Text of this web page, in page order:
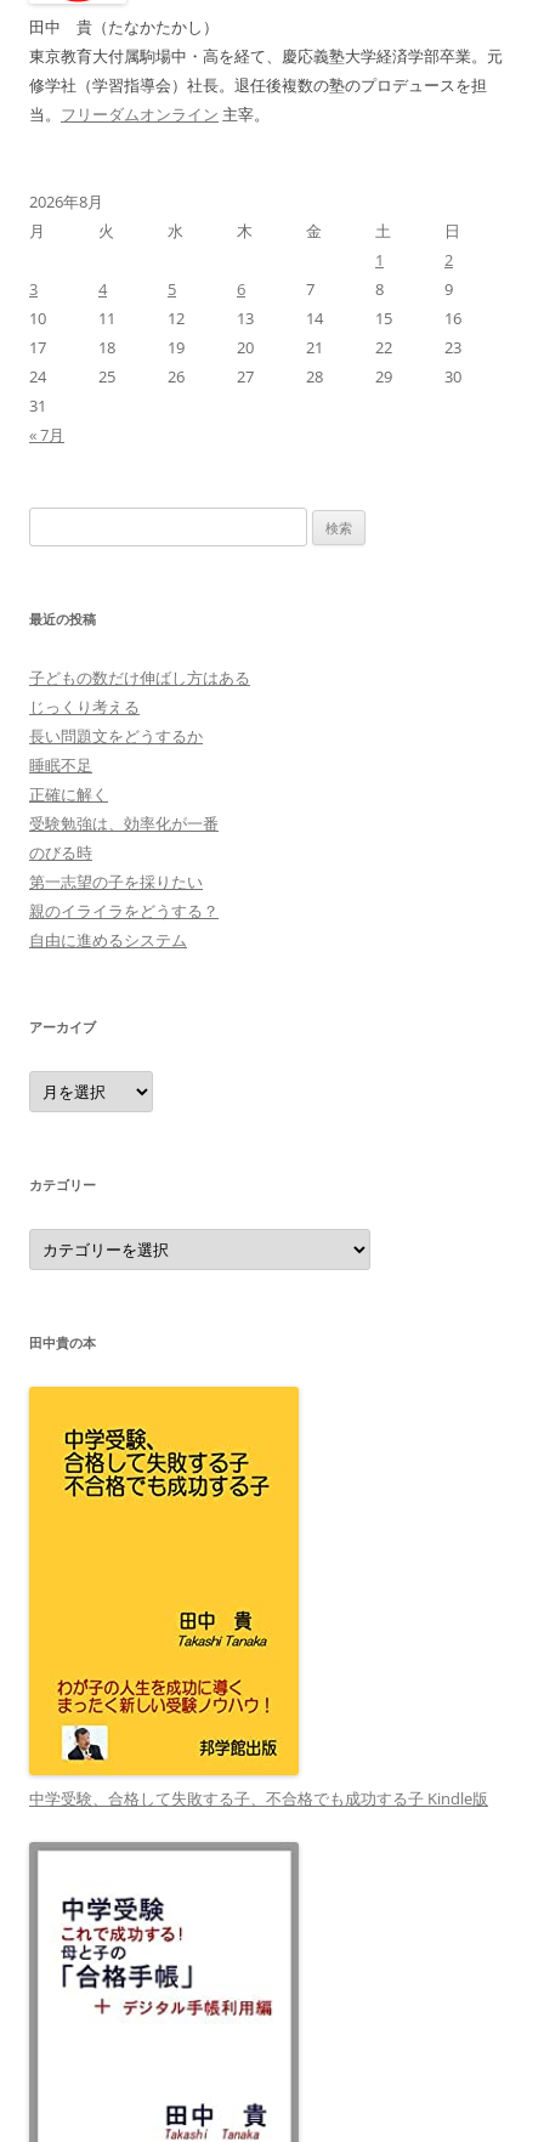
ョ
ン
田中 貴（たなかたかし）
東京教育大付属駒場中・高を経て、慶応義塾大学経済学部卒業。元
修学社（学習指導会）社長。退任後複数の塾のプロデュースを担
当。 フリーダムオンライン 主宰。
2026年8月
月
火 水 木 金 土
日
1
2
3
4 5 6 7 8
9
10
11 12 13 14 15
16
17
18 19 20 21 22
23
24
25 26 27 28 29
30
31
« 7月
索:
最近の投稿
子どもの数だけ伸ばし方はある
じっくり考える
長い問題文をどうするか
睡眠不足
正確に解く
受験勉強は、効率化が一番
のびる時
第一志望の子を採りたい
親のイライラをどうする？
自由に進めるシステム
アーカイブ
ア
ー
カ
カテゴリー
カ
テ
ゴ
田中貴の本
中学受験、合格して失敗する子、不合格でも成功する子 Kindle版